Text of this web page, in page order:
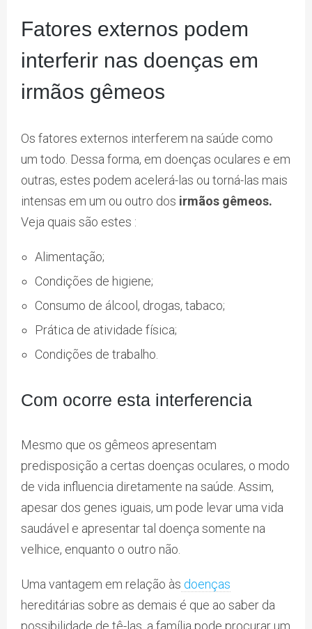
Fatores externos podem
interferir nas doenças em
irmãos gêmeos
Os fatores externos interferem na saúde como
um todo. Dessa forma, em doenças oculares e em
outras, estes podem acelerá-las ou torná-las mais
intensas em um ou outro dos irmãos gêmeos.
Veja quais são estes :
Alimentação;
Condições de higiene;
Consumo de álcool, drogas, tabaco;
Prática de atividade física;
Condições de trabalho.
Com ocorre esta interferencia
Mesmo que os gêmeos apresentam
predisposição a certas doenças oculares, o modo
de vida influencia diretamente na saúde. Assim,
apesar dos genes iguais, um pode levar uma vida
saudável e apresentar tal doença somente na
velhice, enquanto o outro não.
Uma vantagem em relação às doenças
hereditárias sobre as demais é que ao saber da
possibilidade de tê-las, a família pode procurar um